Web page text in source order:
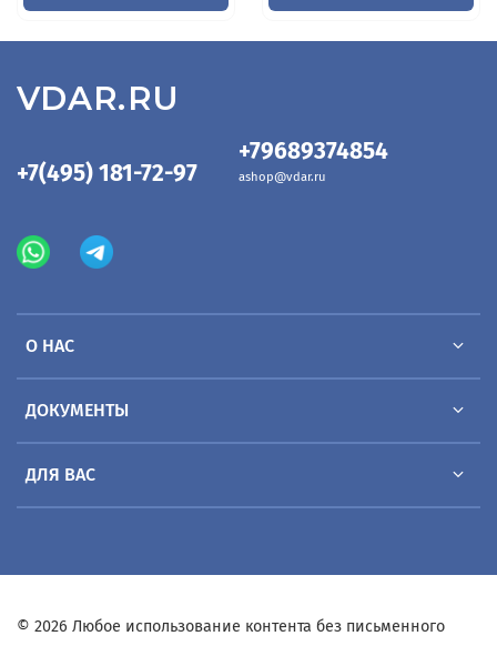
О НАС
ДОКУМЕНТЫ
ДЛЯ ВАС
+7(495) 181-72-97
+79689374854
ashop@vdar.ru
VDAR.RU
© 2026 Любое использование контента без письменного